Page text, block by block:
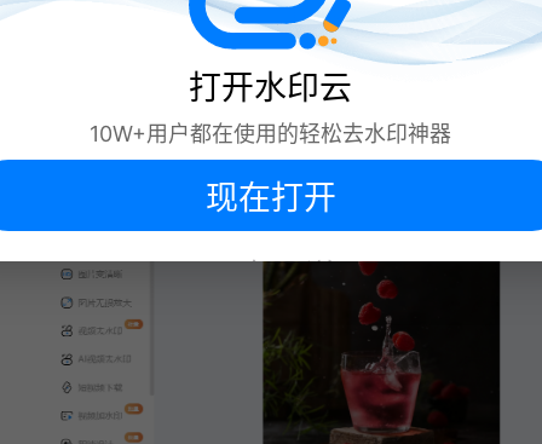
后，系统会自动生成高清无水印原图，
支持一键保存到本地，彻底告别手动修
打开水印云
10W+用户都在使用的轻松去水印神器
现在打开
下次再说